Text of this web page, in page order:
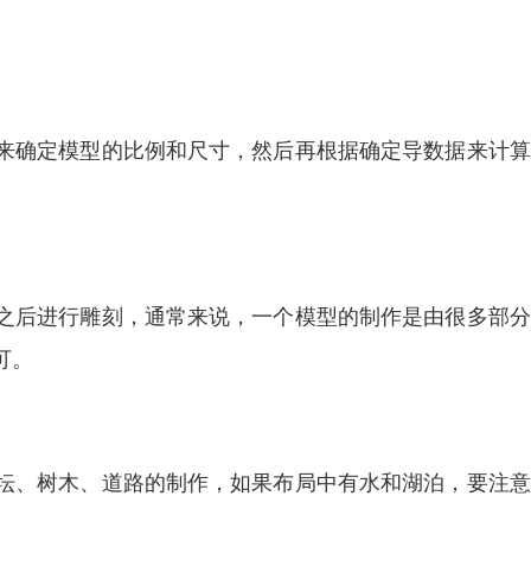
模型的比例和尺寸，然后再根据确定导数据来计
行雕刻，通常来说，一个模型的制作是由很多部
木、道路的制作，如果布局中有水和湖泊，要注